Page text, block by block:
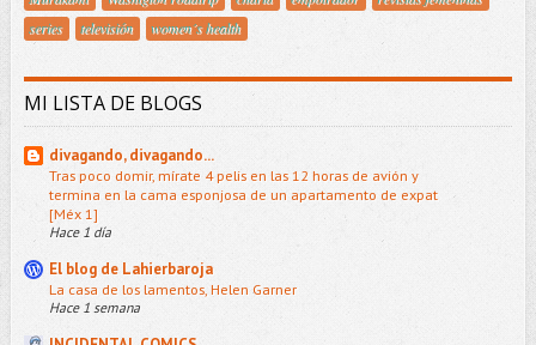
series
televisión women´s health
MI LISTA DE BLOGS
divagando, divagando...
Tras poco domir, mírate 4 pelis en las 12 horas de avión y
termina en la cama esponjosa de un apartamento de expat
[Méx 1]
Hace 1 día
El blog de Lahierbaroja
La casa de los lamentos, Helen Garner
Hace 1 semana